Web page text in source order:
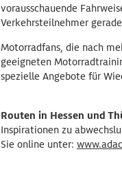
vorausschauende
Verkehrsteilnehmer
Motorradfans, die nach
geeigneten
spezielle Angebote für
Routen in Hessen und
Inspirationen zu
Sie online unter: